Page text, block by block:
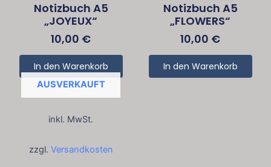
Notizbuch A5
„JOYEUX“
10,00 €
In den Warenkorb
Notizbuch A5
„FLOWERS“
10,00 €
In den Warenkorb
AUSVERKAUFT
inkl. MwSt.
zzgl. Versandkosten